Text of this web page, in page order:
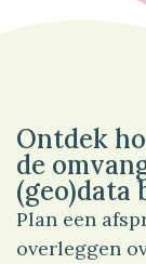
Ontdek
de
(geo)data
Plan een
overleggen